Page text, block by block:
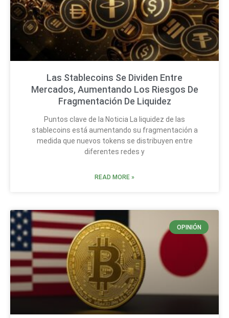
Las Stablecoins Se Dividen Entre
Mercados, Aumentando Los Riesgos De
Fragmentación De Liquidez
Puntos clave de la Noticia La liquidez de las
stablecoins está aumentando su fragmentación a
medida que nuevos tokens se distribuyen entre
diferentes redes y
READ MORE »
OPINIÓN